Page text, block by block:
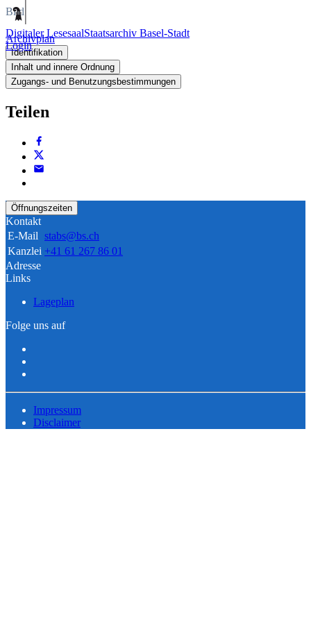
Digitaler LesesaalStaatsarchiv Basel-Stadt
Login
Bild
Archivplan
Identifikation
Inhalt und innere Ordnung
Zugangs- und Benutzungsbestimmungen
Teilen
Öffnungszeiten
Kontakt
E-Mail stabs@bs.ch
Kanzlei +41 61 267 86 01
Adresse
Links
Lageplan
Folge uns auf
Impressum
Disclaimer